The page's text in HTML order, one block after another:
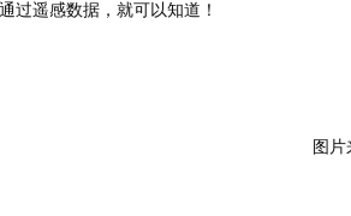
过遥感数据，就可以知道！
图